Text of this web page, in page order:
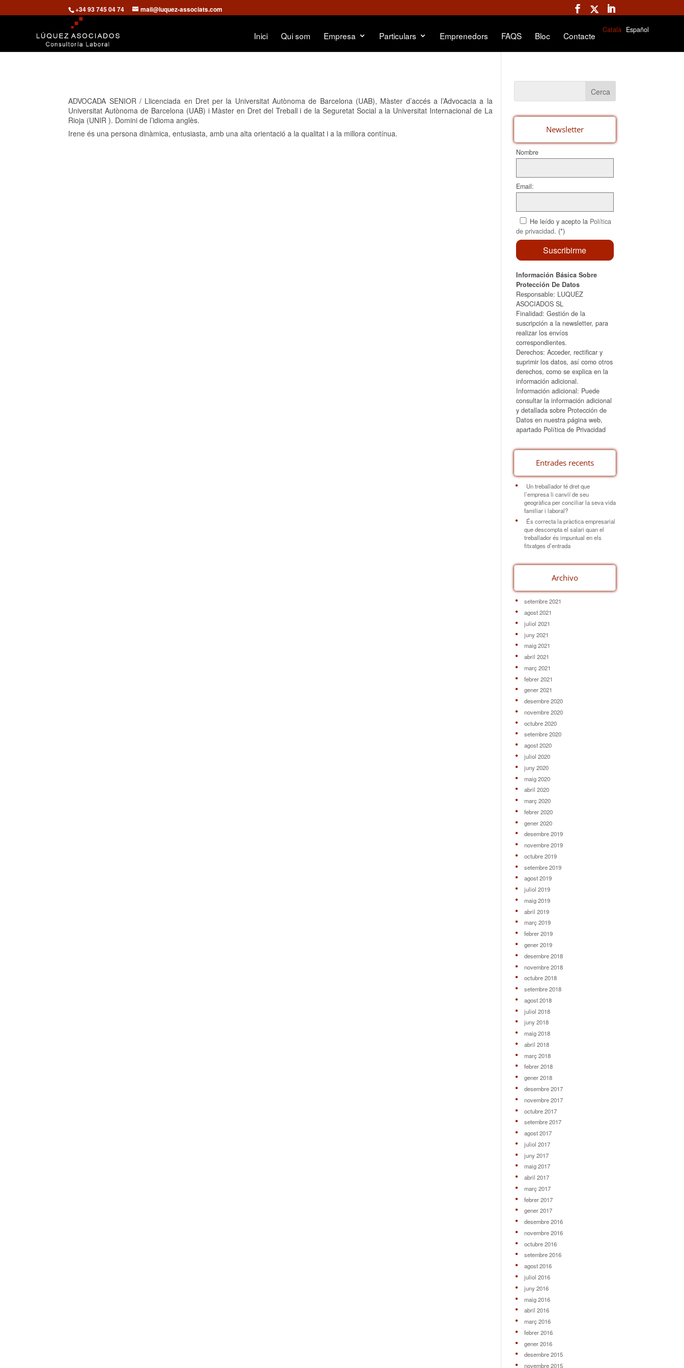
+34 93 745 04 74 mail@luquez-associats.com
Inici Qui som Empresa Particulars Emprenedors FAQS Bloc Contacte
Català Español
ADVOCADA SENIOR / Llicenciada en Dret per la Universitat Autònoma de Barcelona (UAB), Màster d’accés a l’Advocacia a la
Universitat Autònoma de Barcelona (UAB) i Màster en Dret del Treball i de la Seguretat Social a la Universitat Internacional de La
Rioja (UNIR ). Domini de l’idioma anglès.
Irene és una persona dinàmica, entusiasta, amb una alta orientació a la qualitat i a la millora contínua.
Newsletter
Nombre
Email:
He leído y acepto la Política
de privacidad. (*)
Información Básica Sobre
Protección De Datos
Responsable: LUQUEZ
ASOCIADOS SL
Finalidad: Gestión de la
suscripción a la newsletter, para
realizar los envíos
correspondientes.
Derechos: Acceder, rectificar y
suprimir los datos, así como otros
derechos, como se explica en la
información adicional.
Información adicional: Puede
consultar la información adicional
y detallada sobre Protección de
Datos en nuestra página web,
apartado Política de Privacidad
Entrades recents
Un treballador té dret que
l’empresa li canviï de seu
geogràfica per conciliar la seva vida
familiar i laboral?
És correcta la pràctica empresarial
que descompta el salari quan el
treballador és impuntual en els
fitxatges d’entrada
Archivo
setembre 2021
agost 2021
juliol 2021
juny 2021
maig 2021
abril 2021
març 2021
febrer 2021
gener 2021
desembre 2020
novembre 2020
octubre 2020
setembre 2020
agost 2020
juliol 2020
juny 2020
maig 2020
abril 2020
març 2020
febrer 2020
gener 2020
desembre 2019
novembre 2019
octubre 2019
setembre 2019
agost 2019
juliol 2019
maig 2019
abril 2019
març 2019
febrer 2019
gener 2019
desembre 2018
novembre 2018
octubre 2018
setembre 2018
agost 2018
juliol 2018
juny 2018
maig 2018
abril 2018
març 2018
febrer 2018
gener 2018
desembre 2017
novembre 2017
octubre 2017
setembre 2017
agost 2017
juliol 2017
juny 2017
maig 2017
abril 2017
març 2017
febrer 2017
gener 2017
desembre 2016
novembre 2016
octubre 2016
setembre 2016
agost 2016
juliol 2016
juny 2016
maig 2016
abril 2016
març 2016
febrer 2016
gener 2016
desembre 2015
novembre 2015